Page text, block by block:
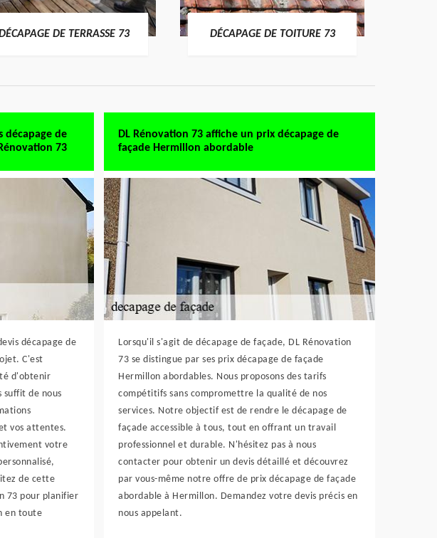
DE TERRASSE 73 DÉCAPAGE DE TOITURE 73
de
73
décapage de
C'est
d'obtenir
de nous
vos attentes.
votre
de cette
73 pour planifier
en toute
DL Rénovation 73 affiche un prix décapage de
façade Hermillon abordable
Lorsqu'il s'agit de décapage de façade, DL Rénovation
73 se distingue par ses prix décapage de façade
Hermillon abordables. Nous proposons des tarifs
compétitifs sans compromettre la qualité de nos
services. Notre objectif est de rendre le décapage de
façade accessible à tous, tout en offrant un travail
professionnel et durable. N'hésitez pas à nous
contacter pour obtenir un devis détaillé et découvrez
par vous-même notre offre de prix décapage de façade
abordable à Hermillon. Demandez votre devis précis en
nous appelant.